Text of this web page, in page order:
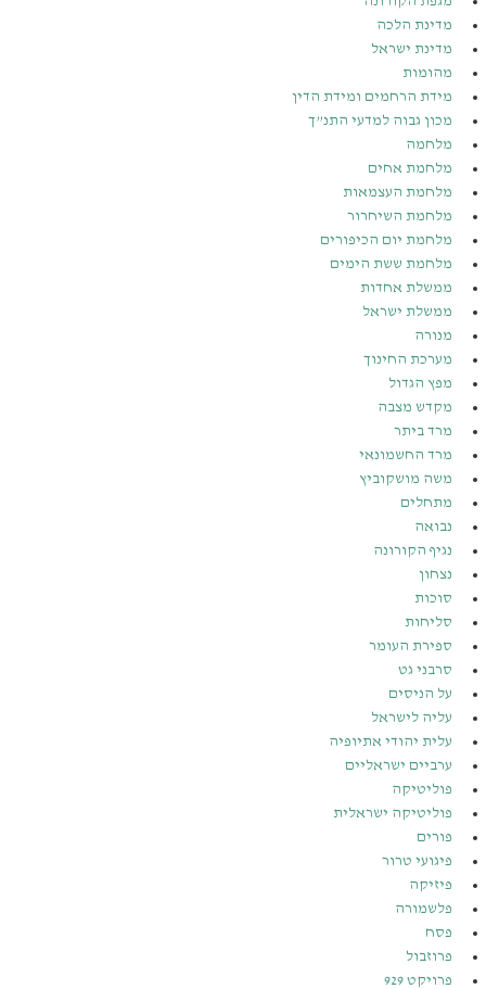
מדינת הלכה
מדינת ישראל
מהומות
מידת הרחמים ומידת הדין
מכון גבוה למדעי התנ”ך
מלחמה
מלחמת אחים
מלחמת העצמאות
מלחמת השיחרור
מלחמת יום הכיפורים
מלחמת ששת הימים
ממשלת אחדות
ממשלת ישראל
מנורה
מערכת החינוך
מפץ הגדול
מקדש מצבה
מרד ביתר
מרד החשמונאי
משה מושקוביץ
מתחלים
נבואה
נגיף הקורונה
נצחון
סוכות
סליחות
ספירת העומר
סרבני גט
על הניסים
עליה לישראל
עלית יהודי אתיופיה
ערביים ישראליים
פוליטיקה
פוליטיקה ישראלית
פורים
פיגועי טרור
פיזיקה
פלשמורה
פסח
פרוזבול
פרויקט 929